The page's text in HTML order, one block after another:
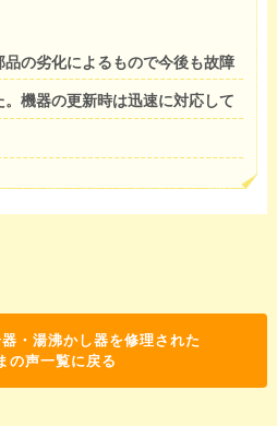
の劣化によるもので今後も故障
機器の更新時は迅速に対応して
・湯沸かし器を修理された
の声一覧に戻る